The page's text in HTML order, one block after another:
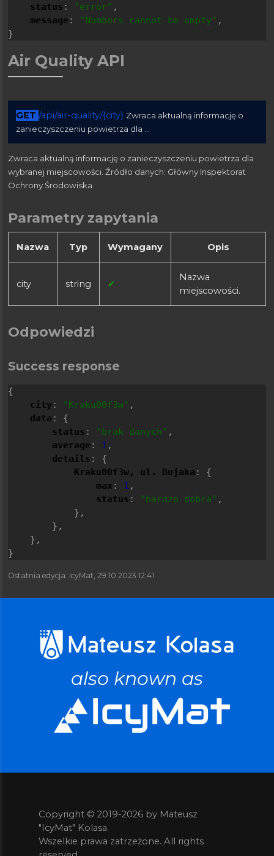
status : "error" ,
message : "Numbers cannot be empty" ,
}
Air Quality API
GET /api/air-quality/{city} Zwraca aktualną informację o
zanieczyszczeniu powietrza dla ...
Zwraca aktualną informację o zanieczyszczeniu powietrza dla
wybranej miejscowości. Źródło danych: Główny Inspektorat
Ochrony Środowiska.
Parametry zapytania
Nazwa Typ Wymagany Opis
city string ✔
Nazwa
miejscowości.
Odpowiedzi
Success response
{
city : "Kraku00f3w" ,
data : {
status : "brak danych" ,
average : 1 ,
details : {
Kraku00f3w, ul. Bujaka : {
max : 1 ,
status : "bardzo dobra" ,
            },
        },
    },
}
Ostatnia edycja: IcyMat, 29.10.2023 12:41
also known as
Copyright © 2019-2026 by Mateusz
"IcyMat" Kolasa.
Wszelkie prawa zatrzeżone. All rights